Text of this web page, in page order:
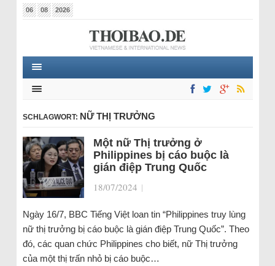
06 08 2026
SCHLAGWORT: NỮ THỊ TRƯỞNG
Một nữ Thị trưởng ở
Philippines bị cáo buộc là
gián điệp Trung Quốc
18/07/2024 |
Ngày 16/7, BBC Tiếng Việt loan tin “Philippines truy lùng
nữ thị trưởng bị cáo buộc là gián điệp Trung Quốc”. Theo
đó, các quan chức Philippines cho biết, nữ Thị trưởng
của một thị trấn nhỏ bị cáo buộc…